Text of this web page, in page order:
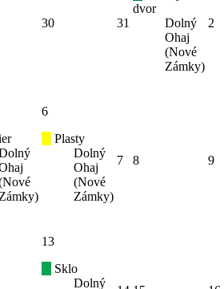
30 31
dvor
Dolný
Ohaj
(Nové
Zámky)
2
Zámky)
6
Plasty
Dolný
Ohaj
(Nové
Zámky)
7 8 9
13
Sklo
Dolný